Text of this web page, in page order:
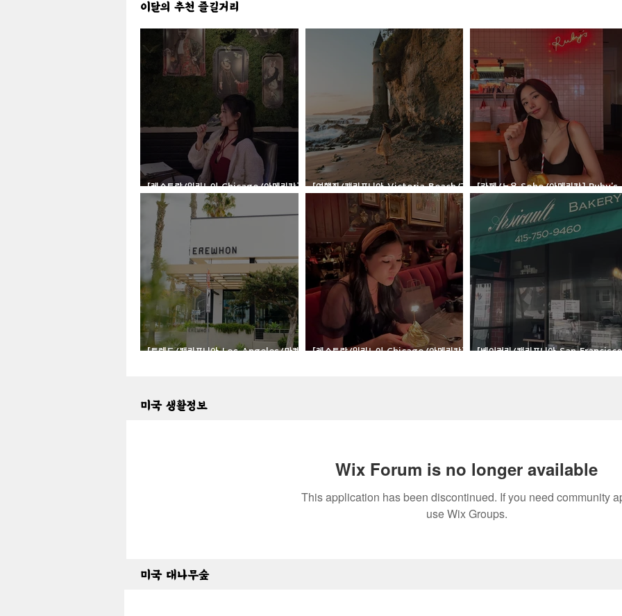
이달의 추천 즐길거리
[레스토랑/일리노이 Chicago/아메리칸]
Boka
[여행지/캘리포니아 Victoria Beach/건
축물] Pirate Tower
[카페/뉴욕 Soho/아메리칸] Ruby's
Cafe
[트렌드/캘리포니아 Los Angeles/마켓]
[레스토랑/일리노이 Chicago/아메리칸]
[베이커리/캘리포니아 San
미국 생활정보
Wix Forum is no longer available
This application has been discontinued. If you need community
use Wix Groups.
미국 대나무숲